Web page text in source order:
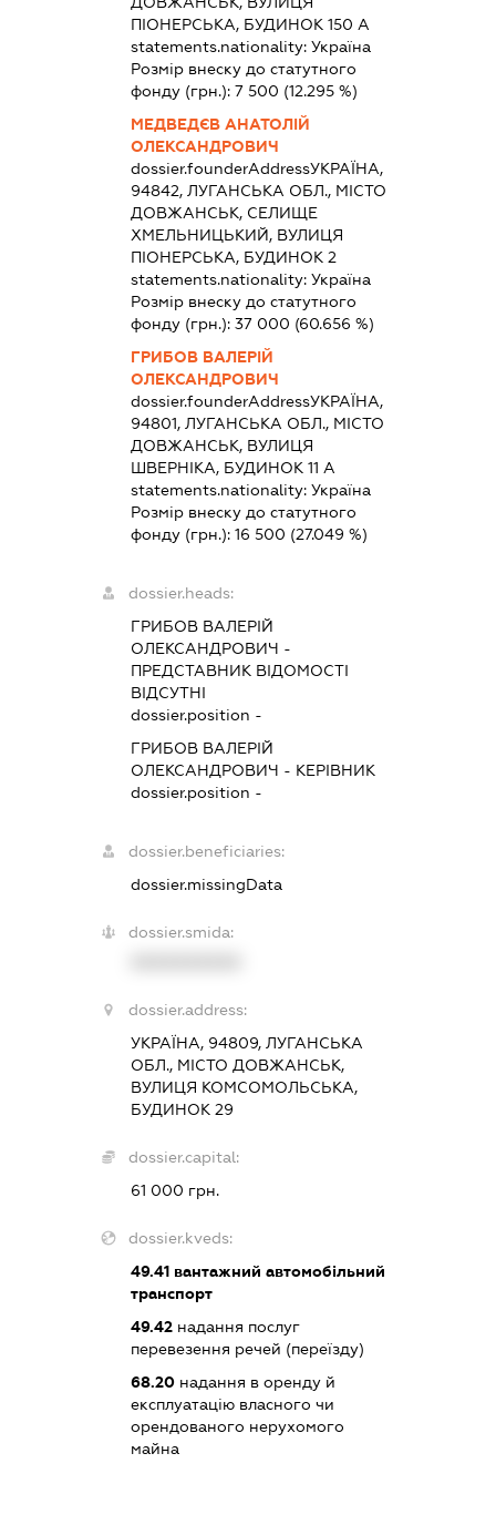
ПІОНЕРСЬКА, БУДИНОК 150 А
statements.nationality: Україна
Розмір внеску до статутного
фонду (грн.): 7 500 (12.295 %)
МЕДВЕДЄВ АНАТОЛІЙ
ОЛЕКСАНДРОВИЧ
dossier.founderAddressУКРАЇНА,
94842, ЛУГАНСЬКА ОБЛ., МІСТО
ДОВЖАНСЬК, СЕЛИЩЕ
ХМЕЛЬНИЦЬКИЙ, ВУЛИЦЯ
ПІОНЕРСЬКА, БУДИНОК 2
statements.nationality: Україна
Розмір внеску до статутного
фонду (грн.): 37 000 (60.656 %)
ГРИБОВ ВАЛЕРІЙ
ОЛЕКСАНДРОВИЧ
dossier.founderAddressУКРАЇНА,
94801, ЛУГАНСЬКА ОБЛ., МІСТО
ДОВЖАНСЬК, ВУЛИЦЯ
ШВЕРНІКА, БУДИНОК 11 А
statements.nationality: Україна
Розмір внеску до статутного
фонду (грн.): 16 500 (27.049 %)
dossier.heads:
ГРИБОВ ВАЛЕРІЙ
ОЛЕКСАНДРОВИЧ -
ПРЕДСТАВНИК ВІДОМОСТІ
ВІДСУТНІ
dossier.position -
ГРИБОВ ВАЛЕРІЙ
ОЛЕКСАНДРОВИЧ - КЕРІВНИК
dossier.position -
dossier.beneficiaries:
dossier.missingData
dossier.smida:
dossier.address:
УКРАЇНА, 94809, ЛУГАНСЬКА
ОБЛ., МІСТО ДОВЖАНСЬК,
ВУЛИЦЯ КОМСОМОЛЬСЬКА,
БУДИНОК 29
dossier.capital:
61 000 грн.
dossier.kveds:
49.41вантажний автомобільний
транспорт
49.42надання послуг
перевезення речей (переїзду)
68.20надання в оренду й
експлуатацію власного чи
орендованого нерухомого
майна